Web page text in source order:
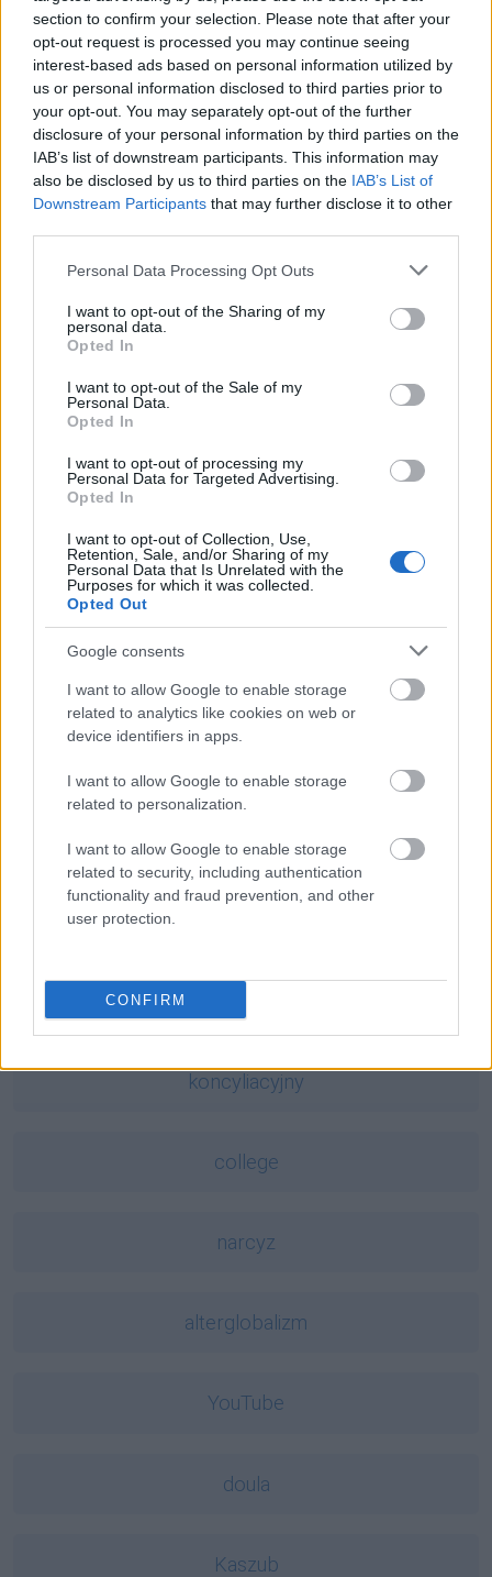
section to confirm your selection. Please note that after your
opt-out request is processed you may continue seeing
interest-based ads based on personal information utilized by
us or personal information disclosed to third parties prior to
your opt-out. You may separately opt-out of the further
disclosure of your personal information by third parties on the
IAB’s list of downstream participants. This information may
also be disclosed by us to third parties on the IAB’s List of
Downstream Participants that may further disclose it to other
Please note that this website/app uses one or more Google
not limited to your visit or usage behaviour. You may click to
grant or deny consent to Google and its third-party tags to
use your data for below specified purposes in below Google
consent section.
Personal Data Processing Opt Outs
I want to opt-out of the Sharing of my
personal data.
Opted In
I want to opt-out of the Sale of my
Personal Data.
Opted In
I want to opt-out of processing my
Personal Data for Targeted Advertising.
Opted In
I want to opt-out of Collection, Use,
Retention, Sale, and/or Sharing of my
Personal Data that Is Unrelated with the
Purposes for which it was collected.
Opted Out
Google consents
I want to allow Google to enable storage
related to analytics like cookies on web or
device identifiers in apps.
I want to allow Google to enable storage
related to personalization.
I want to allow Google to enable storage
related to security, including authentication
functionality and fraud prevention, and other
user protection.
CONFIRM
korekta; redagowanie
Gramatyka
rzeczownikrodzaj żeńskiodmienny
formy alfabetycznie:
edycja; edycją; edycjach; edycjami; edycje; edycję;
edycji; edycjo; edycjom
ZGŁOŚ POPRAWKĘ
Pozostały wątpliwości? Brakuje czegoś w haśle?
Zobacz, co zyskują abonenci Dobrego słownika.
SPRAWDŹ
Przyimki dla Węgier
Pisownia:joker czydżoker
Ciekawostki
neandertalczyk— Skąd się wziąłneandertalczyk
— Dlaczego na wódkę mówi się gołda?
Mogą Cię zainteresować również hasła
koncyliacyjny
college
narcyz
alterglobalizm
YouTube
doula
Kaszub